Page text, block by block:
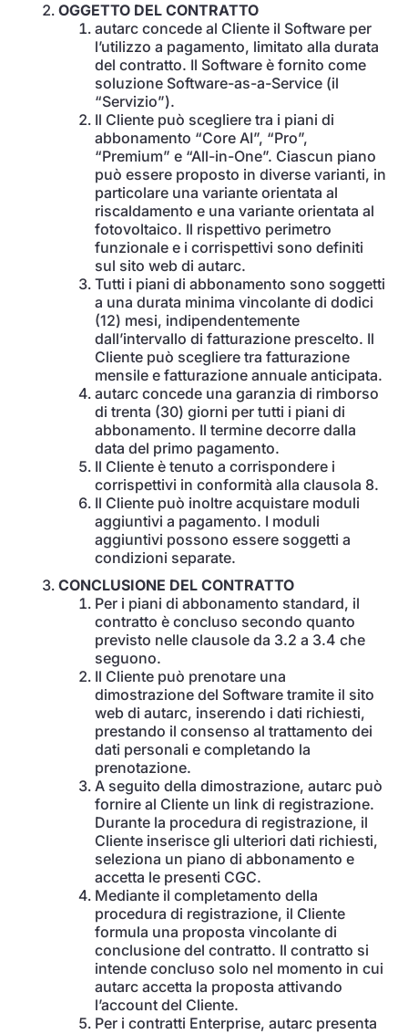
OGGETTO DEL CONTRATTO
autarc concede al Cliente il Software per
l’utilizzo a pagamento, limitato alla durata
del contratto. Il Software è fornito come
soluzione Software-as-a-Service (il
“Servizio”).
Il Cliente può scegliere tra i piani di
abbonamento “Core AI”, “Pro”,
“Premium” e “All-in-One”. Ciascun piano
può essere proposto in diverse varianti, in
particolare una variante orientata al
riscaldamento e una variante orientata al
fotovoltaico. Il rispettivo perimetro
funzionale e i corrispettivi sono definiti
sul sito web di autarc.
Tutti i piani di abbonamento sono soggetti
a una durata minima vincolante di dodici
(12) mesi, indipendentemente
dall’intervallo di fatturazione prescelto. Il
Cliente può scegliere tra fatturazione
mensile e fatturazione annuale anticipata.
autarc concede una garanzia di rimborso
di trenta (30) giorni per tutti i piani di
abbonamento. Il termine decorre dalla
data del primo pagamento.
Il Cliente è tenuto a corrispondere i
corrispettivi in conformità alla clausola 8.
Il Cliente può inoltre acquistare moduli
aggiuntivi a pagamento. I moduli
aggiuntivi possono essere soggetti a
condizioni separate.
CONCLUSIONE DEL CONTRATTO
Per i piani di abbonamento standard, il
contratto è concluso secondo quanto
previsto nelle clausole da 3.2 a 3.4 che
seguono.
Il Cliente può prenotare una
dimostrazione del Software tramite il sito
web di autarc, inserendo i dati richiesti,
prestando il consenso al trattamento dei
dati personali e completando la
prenotazione.
A seguito della dimostrazione, autarc può
fornire al Cliente un link di registrazione.
Durante la procedura di registrazione, il
Cliente inserisce gli ulteriori dati richiesti,
seleziona un piano di abbonamento e
accetta le presenti CGC.
Mediante il completamento della
procedura di registrazione, il Cliente
formula una proposta vincolante di
conclusione del contratto. Il contratto si
intende concluso solo nel momento in cui
autarc accetta la proposta attivando
l’account del Cliente.
Per i contratti Enterprise, autarc presenta